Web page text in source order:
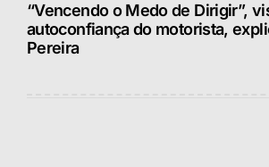
“Vencendo o Medo de Dirigir”,
autoconfiança do motorista,
Pereira